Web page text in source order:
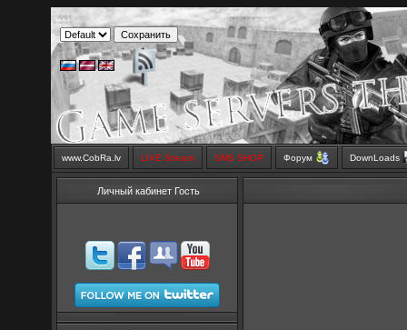
www.CobRa.lv LIVE Stream SMS SHOP Форум DownLoads
Личный кабинет Гость